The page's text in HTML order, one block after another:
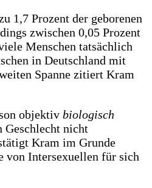
1,7 Prozent der geborenen
zwischen 0,05 Prozent
Menschen tatsächlich
in Deutschland mit
Spanne zitiert Kram
objektiv biologisch
Geschlecht nicht
Kram im Grunde
von Intersexuellen für sich